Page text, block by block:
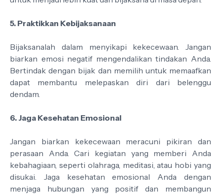
5. Praktikkan Kebijaksanaan
Bijaksanalah dalam menyikapi kekecewaan. Jangan
biarkan emosi negatif mengendalikan tindakan Anda.
Bertindak dengan bijak dan memilih untuk memaafkan
dapat membantu melepaskan diri dari belenggu
dendam.
6. Jaga Kesehatan Emosional
Jangan biarkan kekecewaan meracuni pikiran dan
perasaan Anda. Cari kegiatan yang memberi Anda
kebahagiaan, seperti olahraga, meditasi, atau hobi yang
disukai. Jaga kesehatan emosional Anda dengan
menjaga hubungan yang positif dan membangun